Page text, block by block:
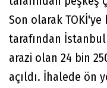
Son olarak TOKİ'ye
tarafından
arazi olan 24 bin
açıldı. İhalede ön